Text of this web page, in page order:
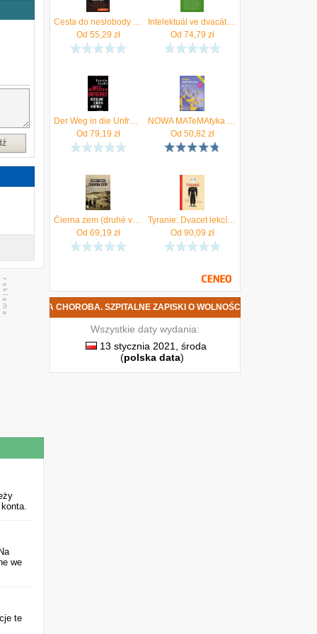
we
te
Cesta do neslobody Timothy Snyder
Od 55,29 zł
Intelektuál ve dvacátém století Timothy Snyder
Od 74,79 zł
Der Weg in die Unfreiheit Snyder, Timothy D.
Od 79,19 zł
NOWA MATeMAtyka 2. Liceum i technikum. Podręcznik. Zakres podstawowy i rozszerzony. Nowość 2025
Od 50,82 zł
Čierna zem (druhé vydanie) Timothy Snyder
Od 69,19 zł
Tyranie: Dvacet lekcí z 20. století v obrazech Timothy Snyder
Od 90,09 zł
SZPITALNE ZAPISKI O WOLNOŚCI DATA PREMIERY
Wszystkie daty wydania:
13 stycznia 2021, środa
(polska data)